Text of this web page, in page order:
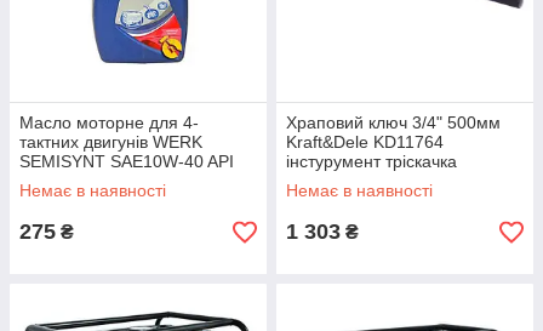
Масло моторне для 4-
тактних двигунів WERK
SEMISYNT SAE10W-40 API
SG 1л
Немає в наявності
275 ₴
Храповий ключ 3/4" 500мм
Kraft&Dele KD11764
інстурумент тріскачка
Немає в наявності
1 303 ₴